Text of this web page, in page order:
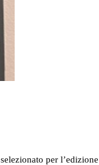
per